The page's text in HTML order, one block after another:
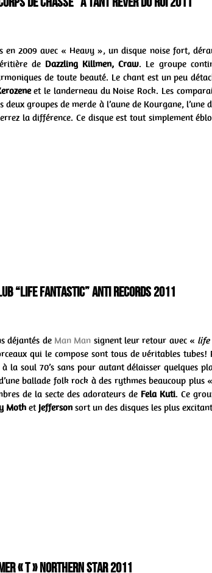
en 2009 avec « Heavy », un disque noise fort,
de Dazzling Killmen, Craw. Le groupe
de toute beauté. Le chant est un peu
et le landerneau du Noise Rock. Les
deux groupes de merde à l’aune de Kourgane,
la différence. Ce disque est tout simplement
“Life Fantastic” Anti Records 2011
déjantés de Man Man signent leur retour avec « life
qui le compose sont tous de véritables
la soul 70’s sans pour autant délaisser quelques
ballade folk rock à des rythmes beaucoup
de la secte des adorateurs de Fela Kuti. Ce
Moth et Jefferson sort un des disques les plus
« t » Northern Star 2011